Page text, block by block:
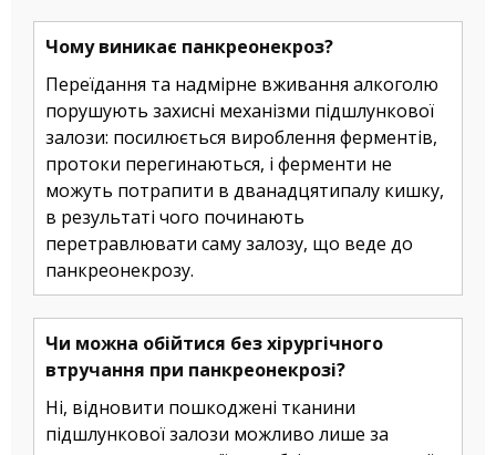
Чому виникає панкреонекроз?
Переїдання та надмірне вживання алкоголю
порушують захисні механізми підшлункової
залози: посилюється вироблення ферментів,
протоки перегинаються, і ферменти не
можуть потрапити в дванадцятипалу кишку,
в результаті чого починають
перетравлювати саму залозу, що веде до
панкреонекрозу.
Чи можна обійтися без хірургічного
втручання при панкреонекрозі?
Ні, відновити пошкоджені тканини
підшлункової залози можливо лише за